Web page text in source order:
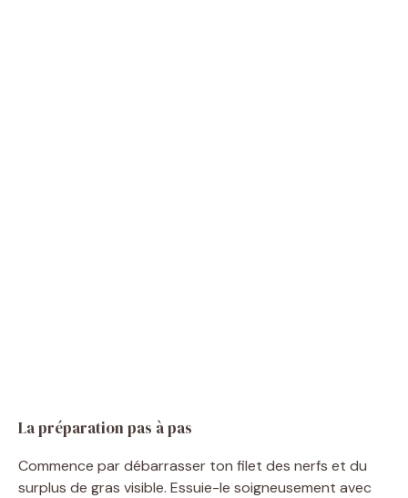
La préparation pas à pas
Commence par débarrasser ton filet des nerfs et du
surplus de gras visible. Essuie-le soigneusement avec